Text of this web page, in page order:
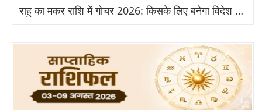
राहु का मकर राशि में गोचर 2026: किसके लिए बनेगा विदेश और तरक्की का योग?